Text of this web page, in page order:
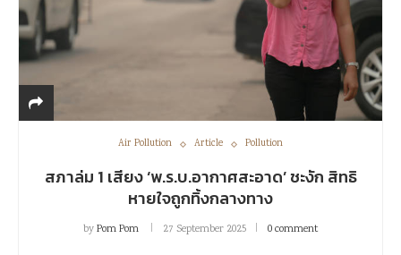
Air Pollution Article Pollution
สภาล่ม 1 เสียง ‘พ.ร.บ.อากาศสะอาด’ ชะงัก สิทธิ
หายใจถูกทิ้งกลางทาง
byPom Pom 27 September 2025 0 comment